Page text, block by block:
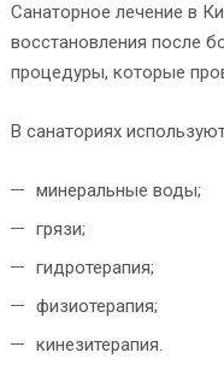
Санаторное лечение в
восстановления после
процедуры, которые
В санаториях
минеральные воды;
грязи;
гидротерапия;
физиотерапия;
кинезитерапия.